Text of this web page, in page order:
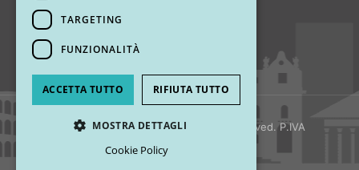
© 2018 My Rhinoplasty. All Rights Reserved. P.IVA
TARGETING
FUNZIONALITÀ
ACCETTA TUTTO RIFIUTA TUTTO
MOSTRA DETTAGLI
Cookie Policy